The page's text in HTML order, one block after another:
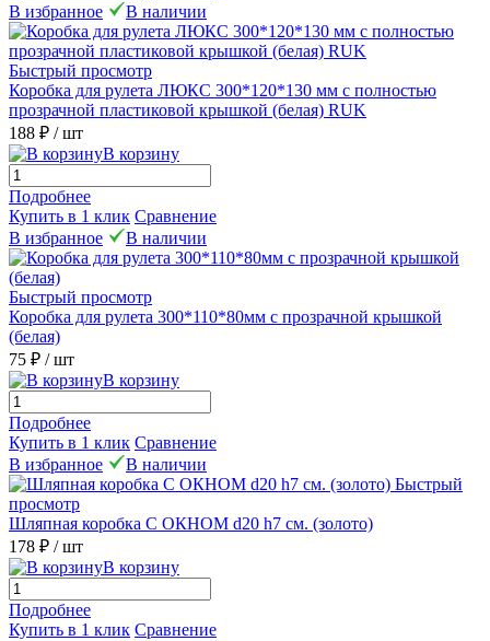
В избранное
В наличии
Быстрый просмотр
Коробка для рулета ЛЮКС 300*120*130 мм с полностью
прозрачной пластиковой крышкой (белая) RUK
188 ₽ / шт
В корзину
Подробнее
Купить в 1 клик Сравнение
В избранное
В наличии
Быстрый просмотр
Коробка для рулета 300*110*80мм с прозрачной крышкой
(белая)
75 ₽ / шт
В корзину
Подробнее
Купить в 1 клик Сравнение
В избранное
В наличии
Быстрый
просмотр
Шляпная коробка С ОКНОМ d20 h7 см. (золото)
178 ₽ / шт
В корзину
Подробнее
Купить в 1 клик Сравнение